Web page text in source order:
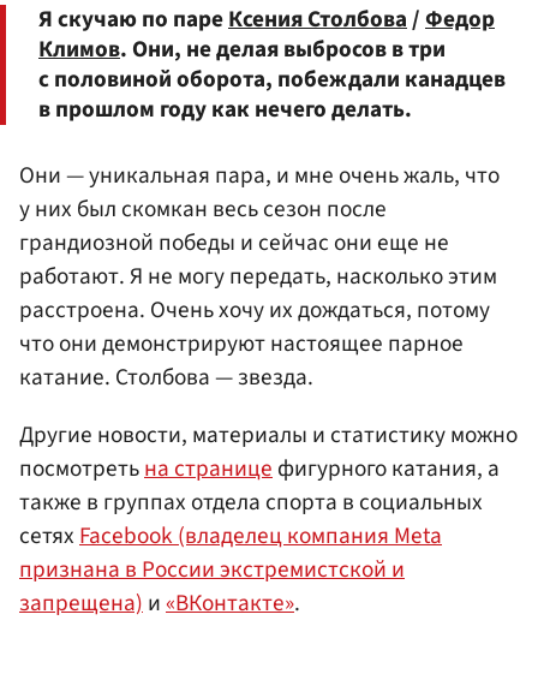
Я скучаю по пареКсения Столбова/Федор
Климов. Они, не делая выбросов в три
с половиной оборота, побеждали канадцев
в прошлом году как нечего делать.
Они — уникальная пара, и мне очень жаль, что
у них был скомкан весь сезон после
грандиозной победы и сейчас они еще не
работают. Я не могу передать, насколько этим
расстроена. Очень хочу их дождаться, потому
что они демонстрируют настоящее парное
катание. Столбова — звезда.
Другие новости, материалы и статистику можно
посмотретьна странице фигурного катания, а
также в группах отдела спорта в социальных
сетях Facebook (владелец компания Meta
признана в России экстремистской и
запрещена) и«ВКонтакте».